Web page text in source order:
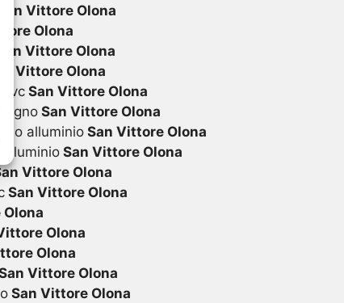
San Vittore Olona
Olona
San Vittore Olona
Vittore Olona
San Vittore Olona
San Vittore Olona
alluminio San Vittore Olona
San Vittore Olona
Vittore Olona
San Vittore Olona
Olona
Olona
Vittore Olona
San Vittore Olona